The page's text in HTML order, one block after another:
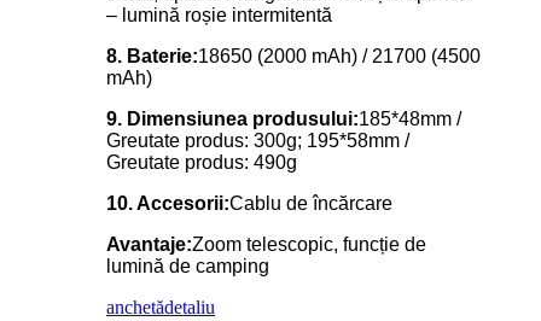
– lumină roșie intermitentă
8. Baterie:18650 (2000 mAh) / 21700 (4500
mAh)
9. Dimensiunea produsului:185*48mm /
Greutate produs: 300g; 195*58mm /
Greutate produs: 490g
10. Accesorii:Cablu de încărcare
Avantaje:Zoom telescopic, funcție de
lumină de camping
anchetădetaliu